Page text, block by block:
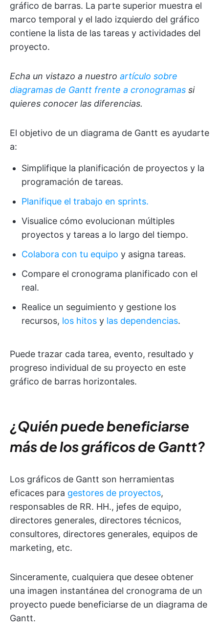
gráfico de barras. La parte superior muestra el
marco temporal y el lado izquierdo del gráfico
contiene la lista de las tareas y actividades del
proyecto.
Echa un vistazo a nuestro artículo sobre
diagramas de Gantt frente a cronogramas si
quieres conocer las diferencias.
El objetivo de un diagrama de Gantt es ayudarte
a:
Simplifique la planificación de proyectos y la
programación de tareas.
Planifique el trabajo en sprints.
Visualice cómo evolucionan múltiples
proyectos y tareas a lo largo del tiempo.
Colabora con tu equipo y asigna tareas.
Compare el cronograma planificado con el
real.
Realice un seguimiento y gestione los
recursos, los hitos y las dependencias.
Puede trazar cada tarea, evento, resultado y
progreso individual de su proyecto en este
gráfico de barras horizontales.
¿Quién puede beneficiarse
más de los gráficos de Gantt?
Los gráficos de Gantt son herramientas
eficaces para gestores de proyectos,
responsables de RR. HH., jefes de equipo,
directores generales, directores técnicos,
consultores, directores generales, equipos de
marketing, etc.
Sinceramente, cualquiera que desee obtener
una imagen instantánea del cronograma de un
proyecto puede beneficiarse de un diagrama de
Gantt.